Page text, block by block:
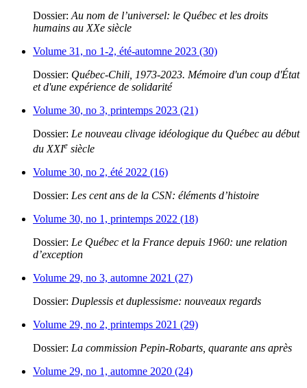
Dossier: Au nom de l’universel: le Québec et les droits
humains au XXe siècle
Volume 31, no 1-2, été-automne 2023 (30)
Dossier: Québec-Chili, 1973-2023. Mémoire d'un coup d'État
et d'une expérience de solidarité
Volume 30, no 3, printemps 2023 (21)
Dossier: Le nouveau clivage idéologique du Québec au début
du XXIe siècle
Volume 30, no 2, été 2022 (16)
Dossier: Les cent ans de la CSN: éléments d’histoire
Volume 30, no 1, printemps 2022 (18)
Dossier: Le Québec et la France depuis 1960: une relation
d’exception
Volume 29, no 3, automne 2021 (27)
Dossier: Duplessis et duplessisme: nouveaux regards
Volume 29, no 2, printemps 2021 (29)
Dossier: La commission Pepin-Robarts, quarante ans après
Volume 29, no 1, automne 2020 (24)